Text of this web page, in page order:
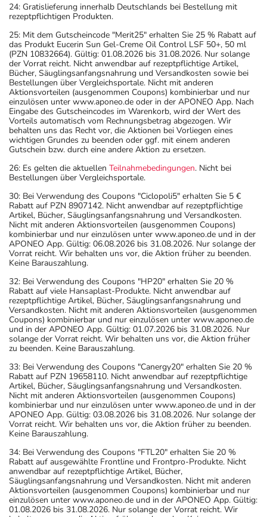
24: Gratislieferung innerhalb Deutschlands bei Bestellung mit
rezeptpflichtigen Produkten.
25: Mit dem Gutscheincode "Merit25" erhalten Sie 25 % Rabatt auf
das Produkt Eucerin Sun Gel-Creme Oil Control LSF 50+, 50 ml
(PZN 10832664). Gültig: 01.08.2026 bis 31.08.2026. Nur solange
der Vorrat reicht. Nicht anwendbar auf rezeptpflichtige Artikel,
Bücher, Säuglingsanfangsnahrung und Versandkosten sowie bei
Bestellungen über Vergleichsportale. Nicht mit anderen
Aktionsvorteilen (ausgenommen Coupons) kombinierbar und nur
einzulösen unter www.aponeo.de oder in der APONEO App. Nach
Eingabe des Gutscheincodes im Warenkorb, wird der Wert des
Vorteils automatisch vom Rechnungsbetrag abgezogen. Wir
behalten uns das Recht vor, die Aktionen bei Vorliegen eines
wichtigen Grundes zu beenden oder ggf. mit einem anderen
Gutschein bzw. durch eine andere Aktion zu ersetzen.
26: Es gelten die aktuellen Teilnahmebedingungen. Nicht bei
Bestellungen über Vergleichsportale.
30: Bei Verwendung des Coupons "Ciclopoli5" erhalten Sie 5 €
Rabatt auf PZN 8907142. Nicht anwendbar auf rezeptpflichtige
Artikel, Bücher, Säuglingsanfangsnahrung und Versandkosten.
Nicht mit anderen Aktionsvorteilen (ausgenommen Coupons)
kombinierbar und nur einzulösen unter www.aponeo.de und in der
APONEO App. Gültig: 06.08.2026 bis 31.08.2026. Nur solange der
Vorrat reicht. Wir behalten uns vor, die Aktion früher zu beenden.
Keine Barauszahlung.
32: Bei Verwendung des Coupons "HP20" erhalten Sie 20 %
Rabatt auf viele Hansaplast-Produkte. Nicht anwendbar auf
rezeptpflichtige Artikel, Bücher, Säuglingsanfangsnahrung und
Versandkosten. Nicht mit anderen Aktionsvorteilen (ausgenommen
Coupons) kombinierbar und nur einzulösen unter www.aponeo.de
und in der APONEO App. Gültig: 01.07.2026 bis 31.08.2026. Nur
solange der Vorrat reicht. Wir behalten uns vor, die Aktion früher
zu beenden. Keine Barauszahlung.
33: Bei Verwendung des Coupons "Canergy20" erhalten Sie 20 %
Rabatt auf PZN 19658110. Nicht anwendbar auf rezeptpflichtige
Artikel, Bücher, Säuglingsanfangsnahrung und Versandkosten.
Nicht mit anderen Aktionsvorteilen (ausgenommen Coupons)
kombinierbar und nur einzulösen unter www.aponeo.de und in der
APONEO App. Gültig: 03.08.2026 bis 31.08.2026. Nur solange der
Vorrat reicht. Wir behalten uns vor, die Aktion früher zu beenden.
Keine Barauszahlung.
34: Bei Verwendung des Coupons "FTL20" erhalten Sie 20 %
Rabatt auf ausgewählte Frontline und Frontpro-Produkte. Nicht
anwendbar auf rezeptpflichtige Artikel, Bücher,
Säuglingsanfangsnahrung und Versandkosten. Nicht mit anderen
Aktionsvorteilen (ausgenommen Coupons) kombinierbar und nur
einzulösen unter www.aponeo.de und in der APONEO App. Gültig:
01.08.2026 bis 31.08.2026. Nur solange der Vorrat reicht. Wir